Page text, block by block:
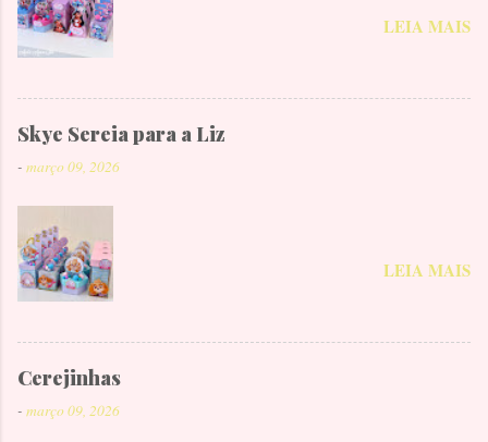
LEIA MAIS
Skye Sereia para a Liz
- março 09, 2026
LEIA MAIS
Cerejinhas
- março 09, 2026